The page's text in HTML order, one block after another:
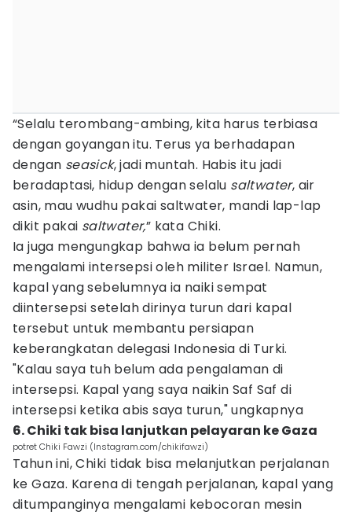
“Selalu terombang-ambing, kita harus terbiasa
dengan goyangan itu. Terus ya berhadapan
dengan seasick, jadi muntah. Habis itu jadi
beradaptasi, hidup dengan selalu saltwater, air
asin, mau wudhu pakai saltwater, mandi lap-lap
dikit pakai saltwater,” kata Chiki.
Ia juga mengungkap bahwa ia belum pernah
mengalami intersepsi oleh militer Israel. Namun,
kapal yang sebelumnya ia naiki sempat
diintersepsi setelah dirinya turun dari kapal
tersebut untuk membantu persiapan
keberangkatan delegasi Indonesia di Turki.
"Kalau saya tuh belum ada pengalaman di
intersepsi. Kapal yang saya naikin Saf Saf di
intersepsi ketika abis saya turun," ungkapnya
6. Chiki tak bisa lanjutkan pelayaran ke Gaza
potret Chiki Fawzi (Instagram.com/chikifawzi)
Tahun ini, Chiki tidak bisa melanjutkan perjalanan
ke Gaza. Karena di tengah perjalanan, kapal yang
ditumpanginya mengalami kebocoran mesin